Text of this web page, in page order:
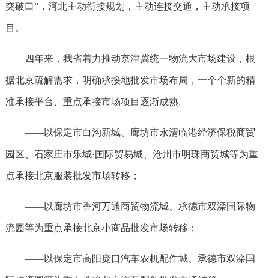
突破口”，河北主动衔接规划，主动连接交通，主动承接项
目。
四年来，我省着力推动京津冀统一物流大市场建设，根
据北京疏解需求，明确承接地批发市场布局，一个个新的精
准承接平台、重点承接市场项目逐渐成熟。
——以保定市白沟新城、廊坊市永清临港经济保税商贸
园区、石家庄市乐城·国际贸易城、沧州市明珠商贸城等为重
点承接北京服装批发市场转移；
——以廊坊市香河万通商贸物流城、承德市双滦国际物
流园等为重点承接北京小商品批发市场转移；
——以保定市高阳庞口汽车农机配件城、承德市双滦国